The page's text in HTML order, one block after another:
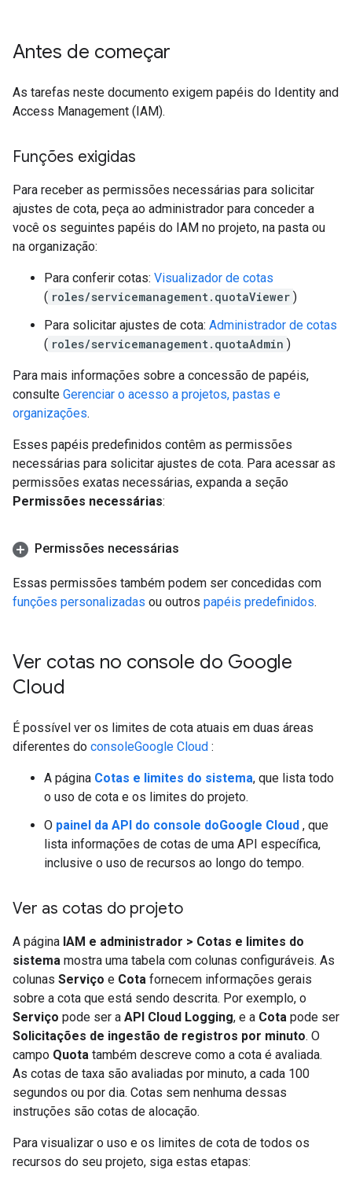
Antes de começar
As tarefas neste documento exigem papéis do Identity and
Access Management (IAM).
Funções exigidas
Para receber as permissões necessárias para solicitar
ajustes de cota, peça ao administrador para conceder a
você os seguintes papéis do IAM no projeto, na pasta ou
na organização:
Para conferir cotas: Visualizador de cotas
( roles/servicemanagement.quotaViewer )
Para solicitar ajustes de cota: Administrador de cotas
( roles/servicemanagement.quotaAdmin )
Para mais informações sobre a concessão de papéis,
consulte Gerenciar o acesso a projetos, pastas e
organizações.
Esses papéis predefinidos contêm as permissões
necessárias para solicitar ajustes de cota. Para acessar as
permissões exatas necessárias, expanda a seção
Permissões necessárias:
Permissões necessárias
Essas permissões também podem ser concedidas com
funções personalizadas ou outros papéis predefinidos.
Ver cotas no console do Google
Cloud
É possível ver os limites de cota atuais em duas áreas
diferentes do consoleGoogle Cloud :
A página Cotas e limites do sistema, que lista todo
o uso de cota e os limites do projeto.
O painel da API do console doGoogle Cloud , que
lista informações de cotas de uma API específica,
inclusive o uso de recursos ao longo do tempo.
Ver as cotas do projeto
A página IAM e administrador > Cotas e limites do
sistema mostra uma tabela com colunas configuráveis. As
colunas Serviço e Cota fornecem informações gerais
sobre a cota que está sendo descrita. Por exemplo, o
Serviço pode ser a API Cloud Logging, e a Cota pode ser
Solicitações de ingestão de registros por minuto. O
campo Quota também descreve como a cota é avaliada.
As cotas de taxa são avaliadas por minuto, a cada 100
segundos ou por dia. Cotas sem nenhuma dessas
instruções são cotas de alocação.
Para visualizar o uso e os limites de cota de todos os
recursos do seu projeto, siga estas etapas: